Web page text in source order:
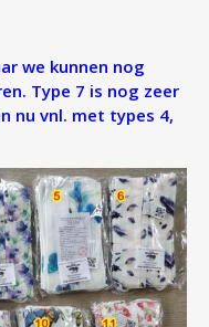
we kunnen nog
Type 7 is nog zeer
nu vnl. met types 4,